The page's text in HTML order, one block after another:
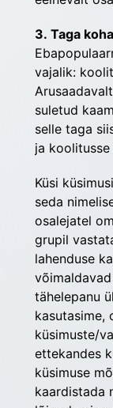
3. Taga
vajalik:
suletud
selle taga
ja
Küsi
seda
osalejatel
grupil
lahenduse
tähelepanu
kasutasime,
küsimuste/
ettekandes
küsimuse
kaardistada